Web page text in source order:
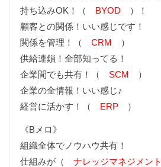
持ち込みOK！（ BYOD ）！
顧客との関係！いい感じです！
関係を管理！（CRM ）
供給連鎖！全部知ってる！
企業間でも共有！（ SCM ）
企業の全情報！いい感じ♪
経営に活かす！（ ERP ）
《Bメロ》
組織全体でノウハウ共有！
仕組みが（ナレッジマネジメント